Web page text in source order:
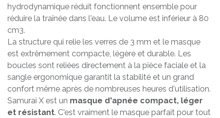
hydrodynamique réduit fonctionnent ensemble pour
réduire la traînée dans l'eau. Le volume est inférieur à 80
cm3.
La structure qui relie les verres de 3 mm et le masque
est extrêmement compacte, légère et durable. Les
boucles sont reliées directement à la pièce faciale et la
sangle ergonomique garantit la stabilité et un grand
confort même après de nombreuses heures d'utilisation.
Samurai X est un masque d'apnée compact, léger
et résistant. C'est vraiment le masque parfait pour tout